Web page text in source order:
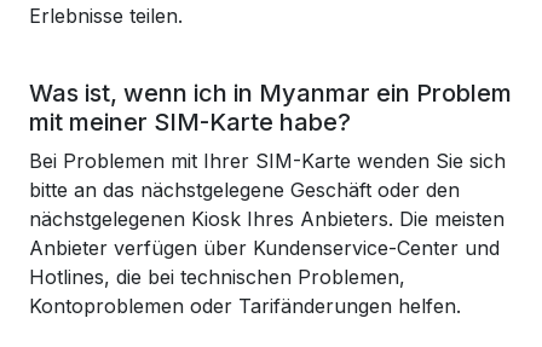
Erlebnisse teilen.
Was ist, wenn ich in Myanmar ein Problem
mit meiner SIM-Karte habe?
Bei Problemen mit Ihrer SIM-Karte wenden Sie sich
bitte an das nächstgelegene Geschäft oder den
nächstgelegenen Kiosk Ihres Anbieters. Die meisten
Anbieter verfügen über Kundenservice-Center und
Hotlines, die bei technischen Problemen,
Kontoproblemen oder Tarifänderungen helfen.